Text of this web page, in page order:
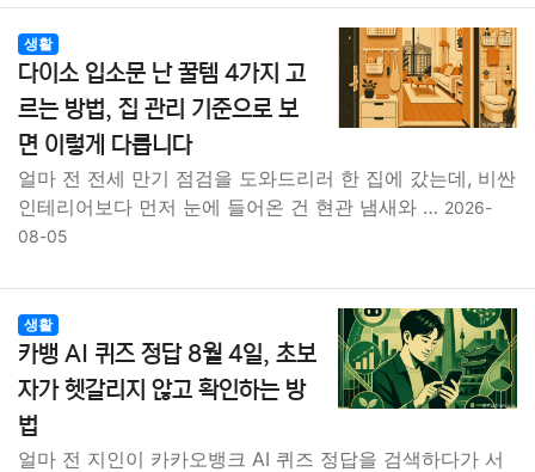
생활
다이소 입소문 난 꿀템 4가지 고
르는 방법, 집 관리 기준으로 보
면 이렇게 다릅니다
얼마 전 전세 만기 점검을 도와드리러 한 집에 갔는데, 비싼
인테리어보다 먼저 눈에 들어온 건 현관 냄새와 … 2026-
08-05
생활
카뱅 AI 퀴즈 정답 8월 4일, 초보
자가 헷갈리지 않고 확인하는 방
법
얼마 전 지인이 카카오뱅크 AI 퀴즈 정답을 검색하다가 서